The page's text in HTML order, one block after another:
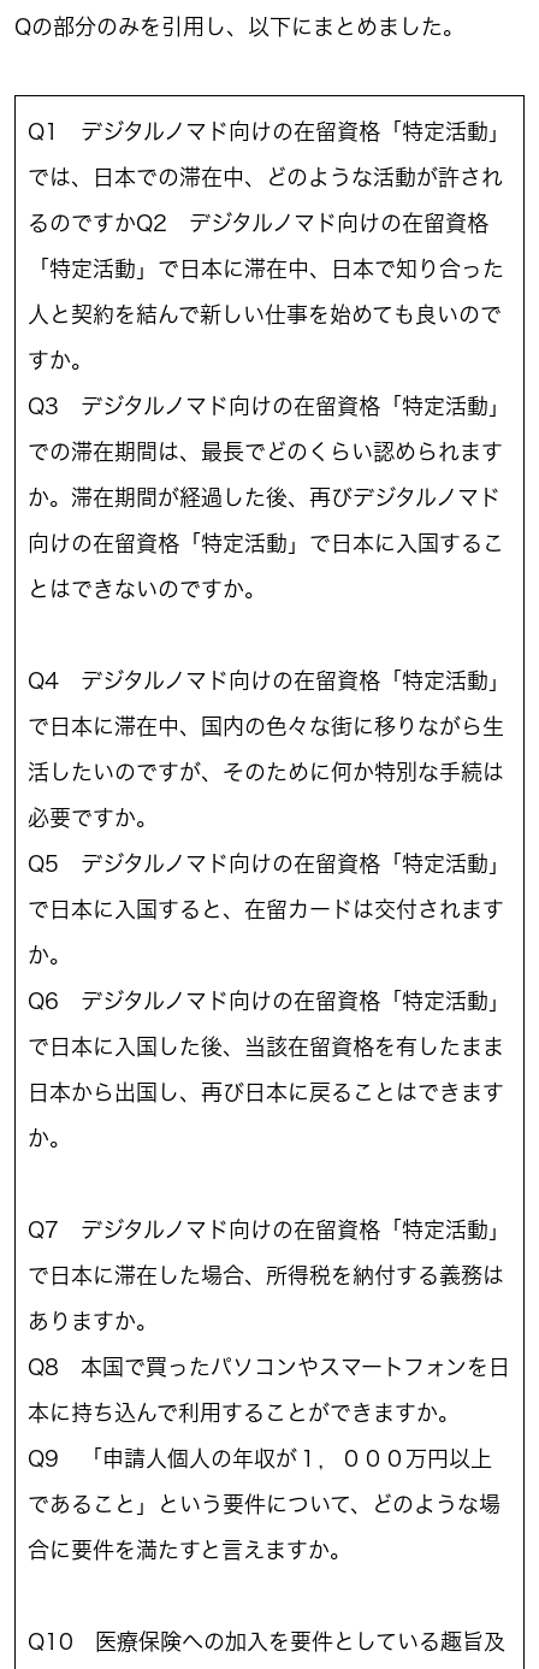
Qの部分のみを引用し、以下にまとめました。
Q1 デジタルノマド向けの在留資格「特定活動」
では、日本での滞在中、どのような活動が許され
るのですかQ2 デジタルノマド向けの在留資格
「特定活動」で日本に滞在中、日本で知り合った
人と契約を結んで新しい仕事を始めても良いので
すか。
Q3 デジタルノマド向けの在留資格「特定活動」
での滞在期間は、最長でどのくらい認められます
か。滞在期間が経過した後、再びデジタルノマド
向けの在留資格「特定活動」で日本に入国するこ
とはできないのですか。
Q4 デジタルノマド向けの在留資格「特定活動」
で日本に滞在中、国内の色々な街に移りながら生
活したいのですが、そのために何か特別な手続は
必要ですか。
Q5 デジタルノマド向けの在留資格「特定活動」
で日本に入国すると、在留カードは交付されます
か。
Q6 デジタルノマド向けの在留資格「特定活動」
で日本に入国した後、当該在留資格を有したまま
日本から出国し、再び日本に戻ることはできます
か。
Q7 デジタルノマド向けの在留資格「特定活動」
で日本に滞在した場合、所得税を納付する義務は
ありますか。
Q8 本国で買ったパソコンやスマートフォンを日
本に持ち込んで利用することができますか。
Q9 「申請人個人の年収が１，０００万円以上
であること」という要件について、どのような場
合に要件を満たすと言えますか。
Q10 医療保険への加入を要件としている趣旨及